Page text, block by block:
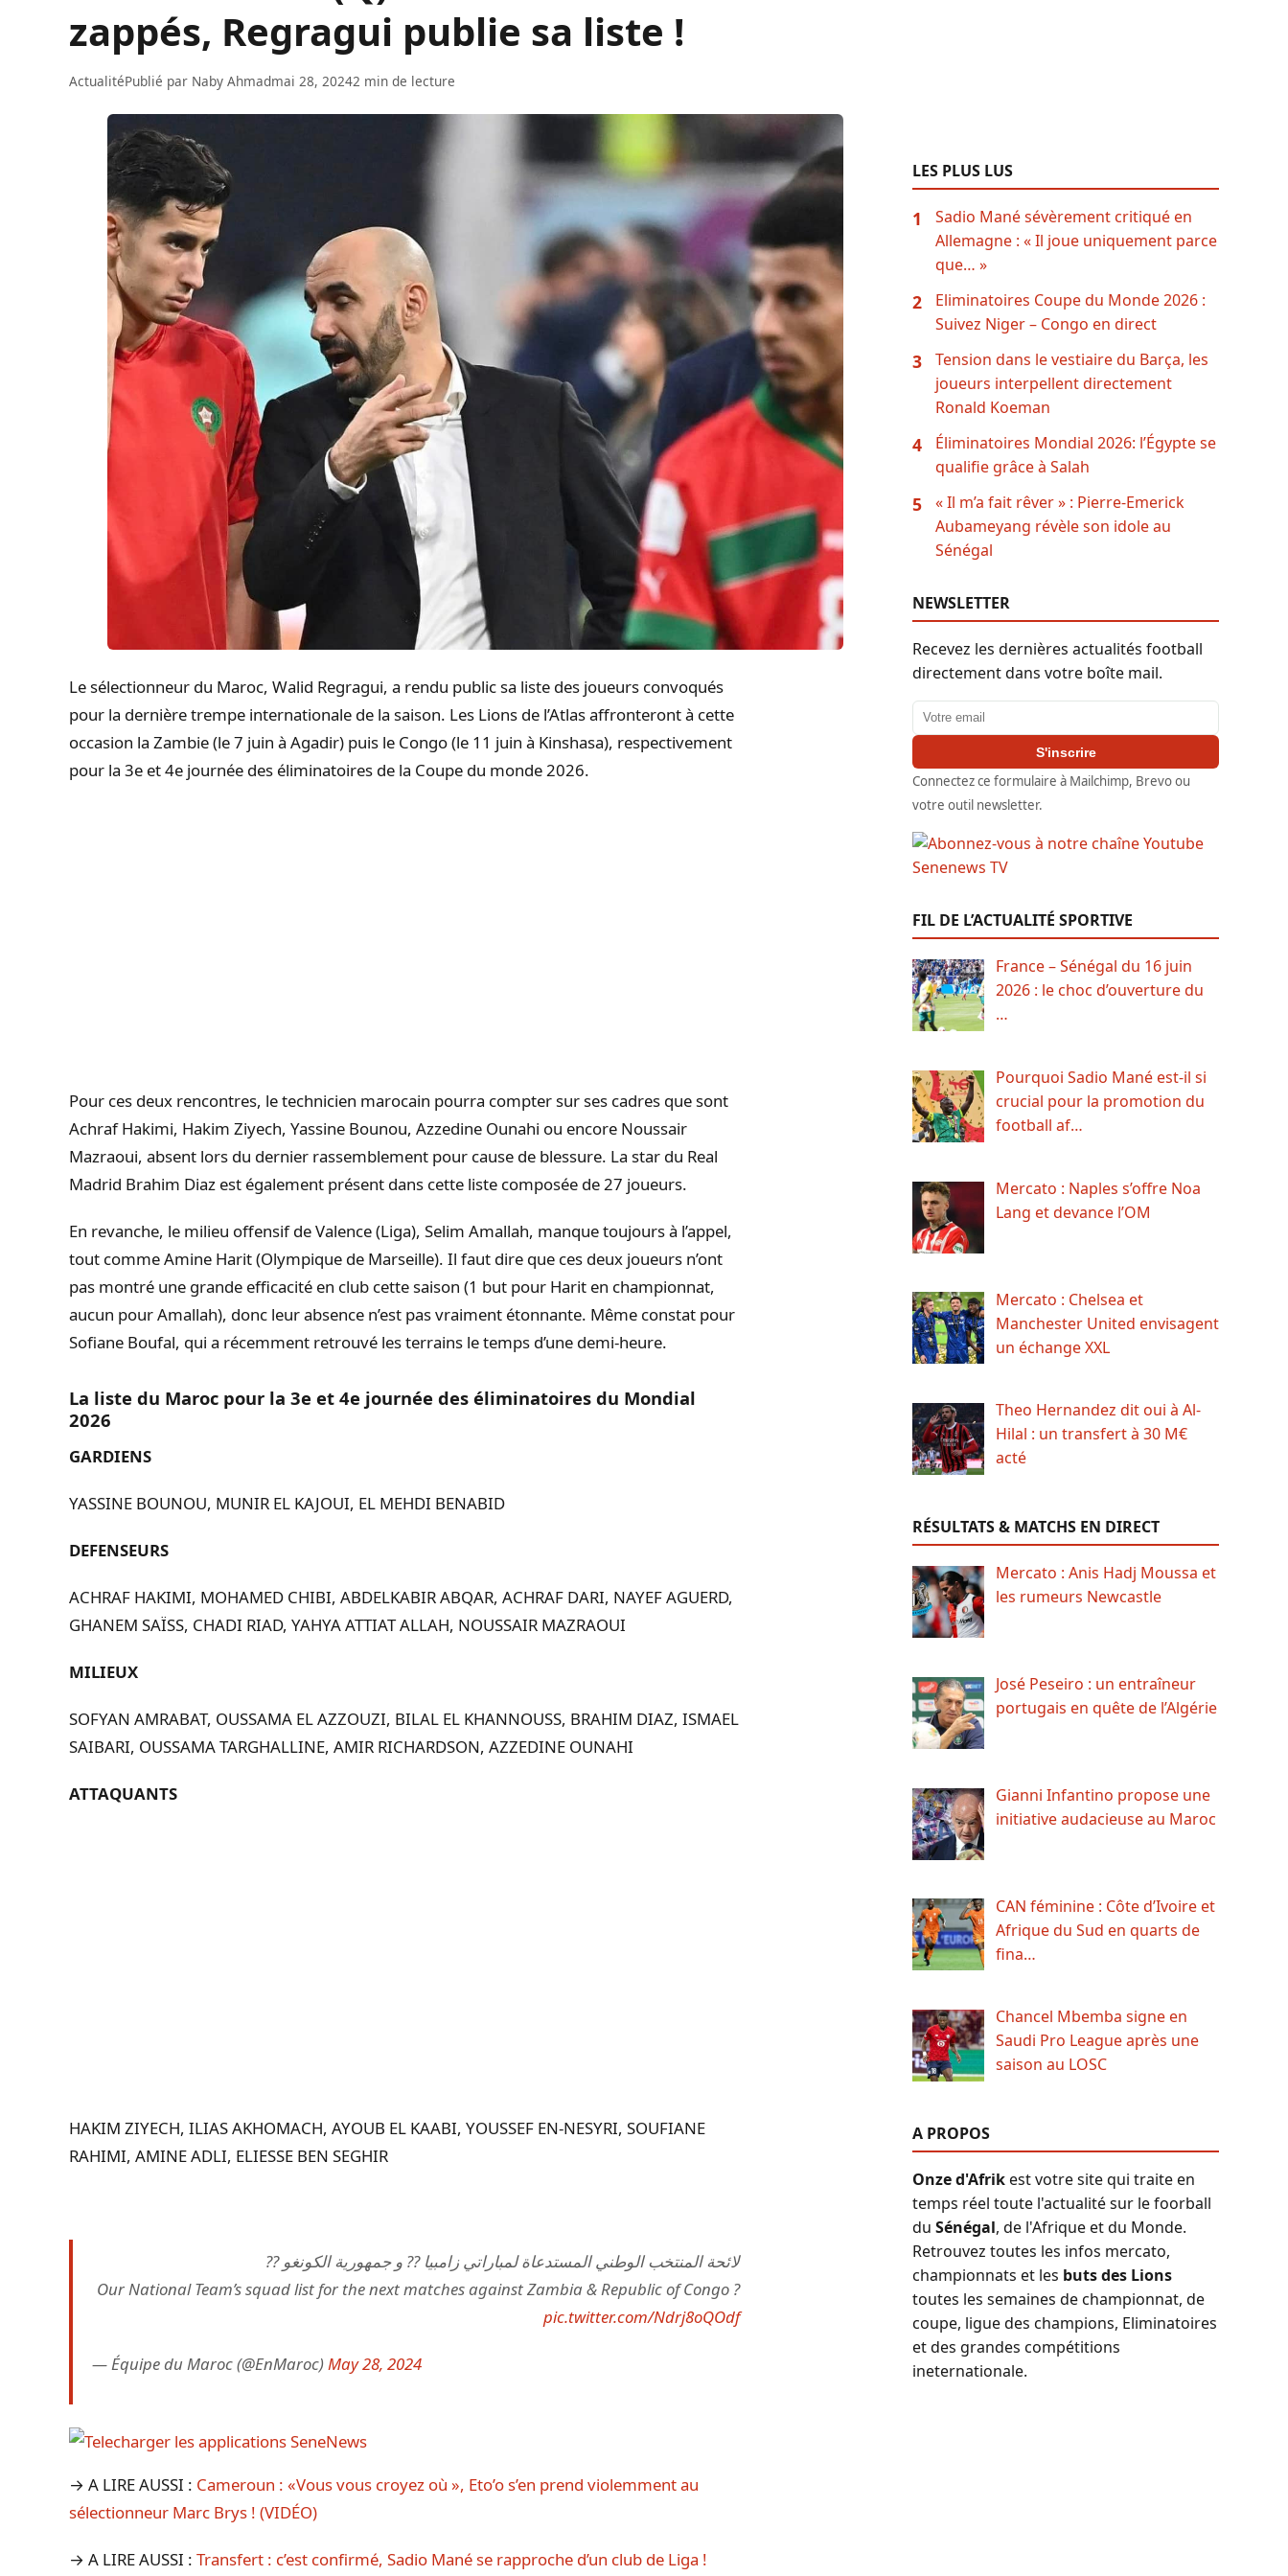
zappés, Regragui publie sa liste !
ActualitéPublié par Naby Ahmadmai 28, 20242 min de lecture
Le sélectionneur du Maroc, Walid Regragui, a rendu public sa liste des joueurs convoqués
pour la dernière trempe internationale de la saison. Les Lions de l’Atlas affronteront à cette
occasion la Zambie (le 7 juin à Agadir) puis le Congo (le 11 juin à Kinshasa), respectivement
pour la 3e et 4e journée des éliminatoires de la Coupe du monde 2026.
Pour ces deux rencontres, le technicien marocain pourra compter sur ses cadres que sont
Achraf Hakimi, Hakim Ziyech, Yassine Bounou, Azzedine Ounahi ou encore Noussair
Mazraoui, absent lors du dernier rassemblement pour cause de blessure. La star du Real
Madrid Brahim Diaz est également présent dans cette liste composée de 27 joueurs.
En revanche, le milieu offensif de Valence (Liga), Selim Amallah, manque toujours à l’appel,
tout comme Amine Harit (Olympique de Marseille). Il faut dire que ces deux joueurs n’ont
pas montré une grande efficacité en club cette saison (1 but pour Harit en championnat,
aucun pour Amallah), donc leur absence n’est pas vraiment étonnante. Même constat pour
Sofiane Boufal, qui a récemment retrouvé les terrains le temps d’une demi-heure.
La liste du Maroc pour la 3e et 4e journée des éliminatoires du Mondial
2026
GARDIENS
YASSINE BOUNOU, MUNIR EL KAJOUI, EL MEHDI BENABID
DEFENSEURS
ACHRAF HAKIMI, MOHAMED CHIBI, ABDELKABIR ABQAR, ACHRAF DARI, NAYEF AGUERD,
GHANEM SAÏSS, CHADI RIAD, YAHYA ATTIAT ALLAH, NOUSSAIR MAZRAOUI
MILIEUX
SOFYAN AMRABAT, OUSSAMA EL AZZOUZI, BILAL EL KHANNOUSS, BRAHIM DIAZ, ISMAEL
SAIBARI, OUSSAMA TARGHALLINE, AMIR RICHARDSON, AZZEDINE OUNAHI
ATTAQUANTS
HAKIM ZIYECH, ILIAS AKHOMACH, AYOUB EL KAABI, YOUSSEF EN-NESYRI, SOUFIANE
RAHIMI, AMINE ADLI, ELIESSE BEN SEGHIR
لائحة المنتخب الوطني المستدعاة لمباراتي زامبيا ?? و جمهورية الكونغو ??
? Our National Team’s squad list for the next matches against Zambia & Republic of Congo
pic.twitter.com/Ndrj8oQOdf
— Équipe du Maroc (@EnMaroc)May 28, 2024
→ A LIRE AUSSI : Cameroun : «Vous vous croyez où », Eto’o s’en prend violemment au
sélectionneur Marc Brys ! (VIDÉO)
→ A LIRE AUSSI : Transfert : c’est confirmé, Sadio Mané se rapproche d’un club de Liga !
LES PLUS LUS
1
Sadio Mané sévèrement critiqué en
Allemagne : « Il joue uniquement parce
que… »
2
Eliminatoires Coupe du Monde 2026 :
Suivez Niger – Congo en direct
3
Tension dans le vestiaire du Barça, les
joueurs interpellent directement
Ronald Koeman
4
Éliminatoires Mondial 2026: l’Égypte se
qualifie grâce à Salah
5
« Il m’a fait rêver » : Pierre-Emerick
Aubameyang révèle son idole au
Sénégal
NEWSLETTER
Recevez les dernières actualités football
directement dans votre boîte mail.
Adresse email
S'inscrire
Connectez ce formulaire à Mailchimp, Brevo ou
votre outil newsletter.
FIL DE L’ACTUALITÉ SPORTIVE
France – Sénégal du 16 juin
2026 : le choc d’ouverture du
…
Pourquoi Sadio Mané est-il si
crucial pour la promotion du
football af…
Mercato : Naples s’offre Noa
Lang et devance l’OM
Mercato : Chelsea et
Manchester United envisagent
un échange XXL
Theo Hernandez dit oui à Al-
Hilal : un transfert à 30 M€
acté
RÉSULTATS & MATCHS EN DIRECT
Mercato : Anis Hadj Moussa et
les rumeurs Newcastle
José Peseiro : un entraîneur
portugais en quête de l’Algérie
Gianni Infantino propose une
initiative audacieuse au Maroc
CAN féminine : Côte d’Ivoire et
Afrique du Sud en quarts de
fina…
Chancel Mbemba signe en
Saudi Pro League après une
saison au LOSC
A PROPOS
Onze d'Afrikest votre site qui traite en
temps réel toute l'actualité sur le foorball
du Sénégal, de l'Afrique et du Monde.
Retrouvez toutes les infos mercato,
championnats et les buts des Lions
toutes les semaines de championnat, de
coupe, ligue des champions, Eliminatoires
et des grandes compétitions
ineternationale.